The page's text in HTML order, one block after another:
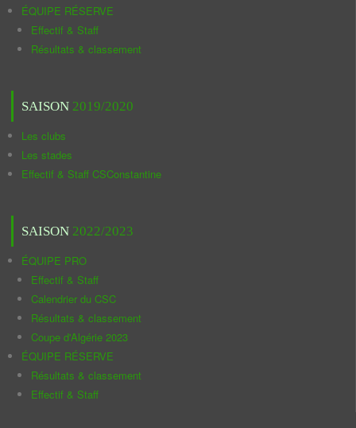
ÉQUIPE RÉSERVE
Effectif & Staff
Résultats & classement
SAISON 2019/2020
Les clubs
Les stades
Effectif & Staff CSConstantine
SAISON 2022/2023
ÉQUIPE PRO
Effectif & Staff
Calendrier du CSC
Résultats & classement
Coupe d'Algérie 2023
ÉQUIPE RÉSERVE
Résultats & classement
Effectif & Staff